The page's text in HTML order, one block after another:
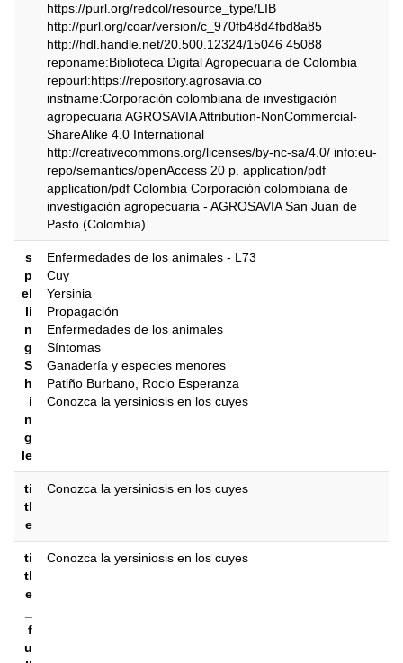
https://purl.org/redcol/resource_type/LIB
http://purl.org/coar/version/c_970fb48d4fbd8a85
http://hdl.handle.net/20.500.12324/15046 45088
reponame:Biblioteca Digital Agropecuaria de Colombia
repourl:https://repository.agrosavia.co
instname:Corporación colombiana de investigación
agropecuaria AGROSAVIA Attribution-NonCommercial-
ShareAlike 4.0 International
http://creativecommons.org/licenses/by-nc-sa/4.0/ info:eu-
repo/semantics/openAccess 20 p. application/pdf
application/pdf Colombia ‎‎Corporación colombiana de
investigación agropecuaria - AGROSAVIA San Juan de
Pasto (Colombia)
s
p
el
li
n
g
S
h
i
n
g
le
Enfermedades de los animales - L73
Cuy
Yersinia
Propagación
Enfermedades de los animales
Síntomas
Ganadería y especies menores
Patiño Burbano, Rocio Esperanza
Conozca la yersiniosis en los cuyes
ti
tl
e
Conozca la yersiniosis en los cuyes
ti
tl
e
f
u
Conozca la yersiniosis en los cuyes